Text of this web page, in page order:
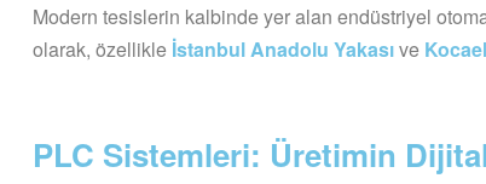
Modern tesislerin kalbinde yer alan endüstriyel
olarak, özellikle İstanbul Anadolu Yakasıve
PLC Sistemleri: Üretimin